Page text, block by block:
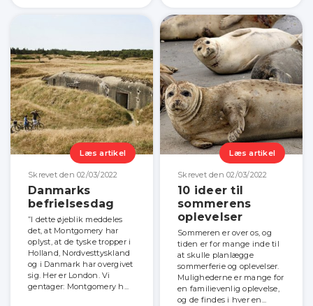
Læs artikel
Skrevet den 02/03/2022
Danmarks
befrielsesdag
”I dette øjeblik meddeles
det, at Montgomery har
oplyst, at de tyske tropper i
Holland, Nordvesttyskland
og i Danmark har overgivet
sig. Her er London. Vi
gentager: Montgomery h...
Læs artikel
Skrevet den 02/03/2022
10 ideer til
sommerens
oplevelser
Sommeren er over os, og
tiden er for mange inde til
at skulle planlægge
sommerferie og oplevelser.
Mulighederne er mange for
en familievenlig oplevelse,
og de findes i hver en...